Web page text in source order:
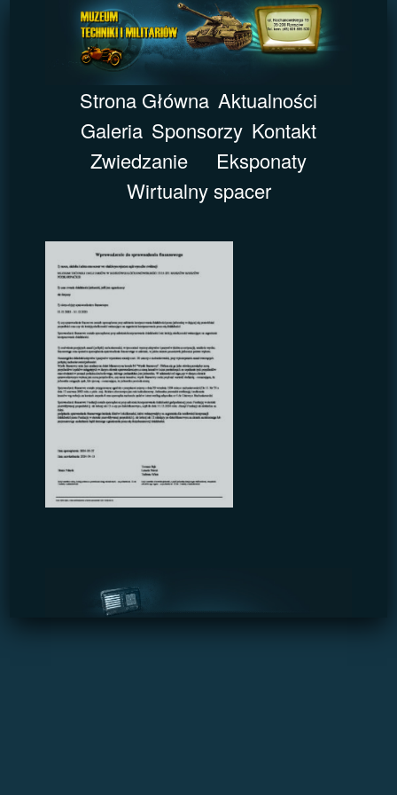
Strona Główna Aktualności
Galeria Sponsorzy Kontakt
Zwiedzanie
Eksponaty
Wirtualny spacer